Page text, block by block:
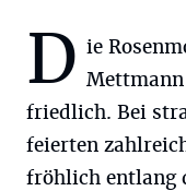
D ie
friedlich. Bei
feierten
fröhlich entlang